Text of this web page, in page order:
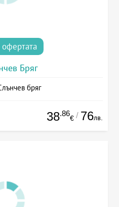
Бряг
бряг
38.86
€ / 76лв.